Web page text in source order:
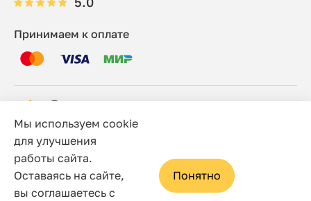
Принимаем к оплате
© 2006 - 2026 Этно-шоп, Интернет-магазин
Политика конфиденциальности
Сайт носит исключительно информационный характер, и
ни при каких условиях не является публичной офертой,
Мы используем cookie
для улучшения
работы сайта.
Оставаясь на сайте,
вы соглашаетесь с
Понятно